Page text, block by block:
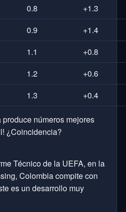
0.8
+1.3
0.9
+1.4
1.1
+0.8
1.2
+0.6
1.3 +0.4
produce números mejores
¿Coincidencia?
Técnico de la UEFA, en la
Colombia compite con
es un desarrollo muy